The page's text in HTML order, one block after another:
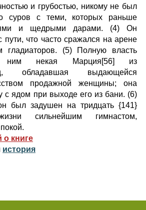
и грубостью, никому не был
суров с теми, которых раньше
и щедрыми дарами. (4) Он
пути, что часто сражался на арене
гладиаторов. (5) Полную власть
ним некая Марция[56] из
обладавшая выдающейся
продажной женщины; она
с ядом при выходе его из бани. (6)
был задушен на тридцать {141}
сильнейшим гимнастом,
о книге
история